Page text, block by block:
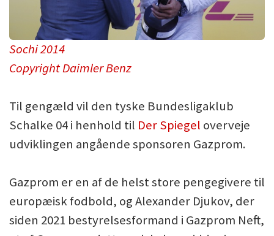
Sochi 2014
Copyright Daimler Benz
Til gengæld vil den tyske Bundesligaklub
Schalke 04 i henhold til Der Spiegel overveje
udviklingen angående sponsoren Gazprom.
Gazprom er en af de helst store pengegivere til
europæisk fodbold, og Alexander Djukov, der
siden 2021 bestyrelsesformand i Gazprom Neft,